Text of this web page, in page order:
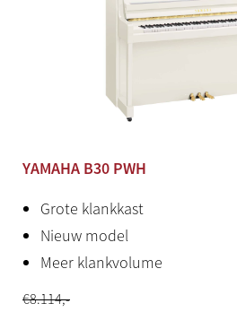
YAMAHA B30 PWH
Grote klankkast
Nieuw model
Meer klankvolume
€8.114,-